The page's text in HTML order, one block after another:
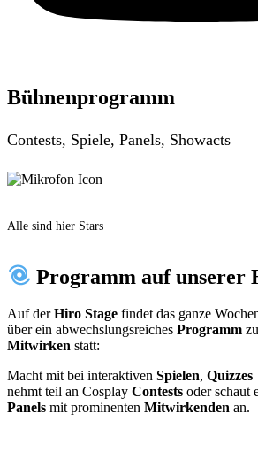
Bühnenprogramm
Contests, Spiele, Panels, Showacts
Alle sind hier Stars
Programm auf unserer
Auf derHiro Stage findet das ganze
über ein abwechslungsreiches Programm
Mitwirken statt:
Macht mit bei interaktiven Spielen, Quizzes
nehmt teil an Cosplay Contests oder schaut
Panels mit prominenten Mitwirkenden an.